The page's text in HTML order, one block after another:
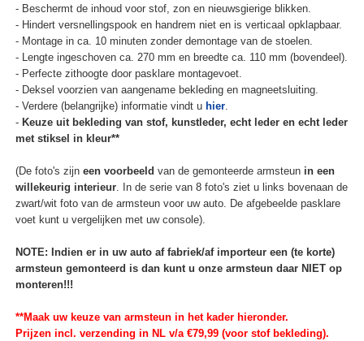
- Beschermt de inhoud voor stof, zon en nieuwsgierige blikken.
- Hindert versnellingspook en handrem niet en is verticaal opklapbaar.
- Montage in ca. 10 minuten zonder demontage van de stoelen.
- Lengte ingeschoven ca. 270 mm en breedte ca. 110 mm (bovendeel).
- Perfecte zithoogte door pasklare montagevoet.
- Deksel voorzien van aangename bekleding en magneetsluiting.
- Verdere (belangrijke) informatie vindt u hier.
- Keuze uit bekleding van stof, kunstleder, echt leder en echt leder
met stiksel in kleur**
(De foto's zijn een voorbeeld van de gemonteerde armsteun in een
willekeurig interieur. In de serie van 8 foto's ziet u links bovenaan de
zwart/wit foto van de armsteun voor uw auto. De afgebeelde pasklare
voet kunt u vergelijken met uw console).
NOTE: Indien er in uw auto af fabriek/af importeur een (te korte)
armsteun gemonteerd is dan kunt u onze armsteun daar NIET op
monteren!!!
**Maak uw keuze van armsteun in het kader hieronder.
Prijzen incl. verzending in NL v/a €79,99 (voor stof bekleding).